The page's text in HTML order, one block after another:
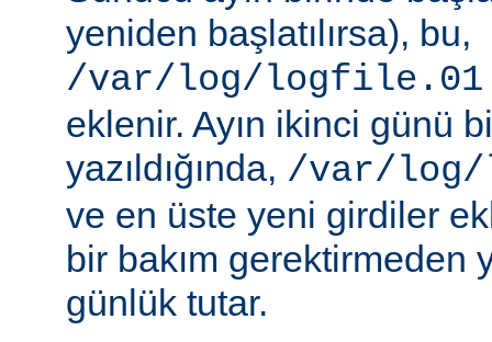
yeniden başlatılırsa), bu,
/var/log/logfile.01
eklenir. Ayın ikinci günü
yazıldığında, /var/
ve en üste yeni girdiler
bir bakım gerektirmeden
günlük tutar.